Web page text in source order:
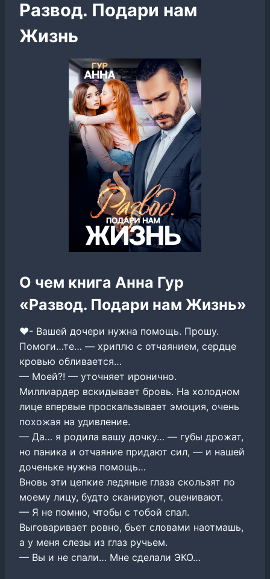
Развод. Подари нам
Жизнь
О чем книга Анна Гур
«Развод. Подари нам Жизнь»
❤️- Вашей дочери нужна помощь. Прошу.
Помоги…те… — хриплю с отчаянием, сердце
кровью обливается…
— Моей?! — уточняет иронично.
Миллиардер вскидывает бровь. На холодном
лице впервые проскальзывает эмоция, очень
похожая на удивление.
— Да… я родила вашу дочку… — губы дрожат,
но паника и отчаяние придают сил, — и нашей
доченьке нужна помощь…
Вновь эти цепкие ледяные глаза скользят по
моему лицу, будто сканируют, оценивают.
— Я не помню, чтобы с тобой спал.
Выговаривает ровно, бьет словами наотмашь,
а у меня слезы из глаз ручьем.
— Вы и не спали… Мне сделали ЭКО…